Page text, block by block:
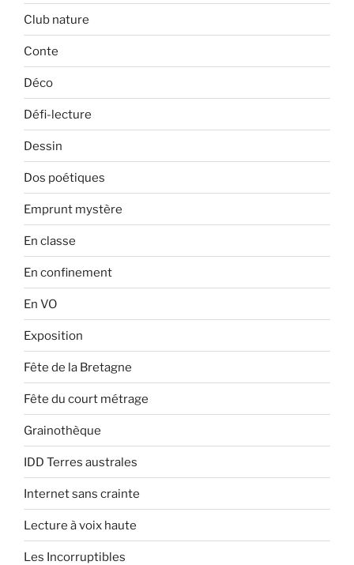
Club nature
Conte
Déco
Défi-lecture
Dessin
Dos poétiques
Emprunt mystère
En classe
En confinement
En VO
Exposition
Fête de la Bretagne
Fête du court métrage
Grainothèque
IDD Terres australes
Internet sans crainte
Lecture à voix haute
Les Incorruptibles